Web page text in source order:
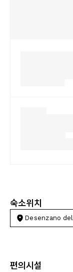
숙소위치
Desenzano
편의시설